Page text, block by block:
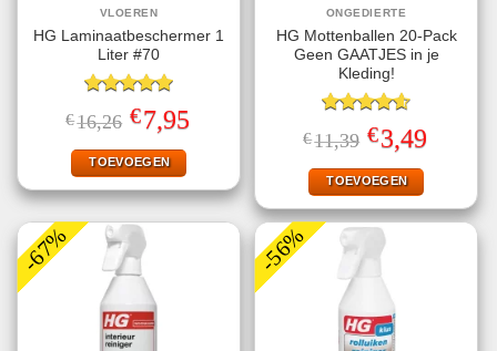
VLOEREN
HG Laminaatbeschermer 1
Liter #70
Gewaardeerd
5.00uit 5
€16,26 Oorspronkelijke
prijs
was:
€16,26.
€7,95prijs
TOEVOEGEN
ONGEDIERTE
HG Mottenballen 20-Pack
Geen GAATJES in je
Kleding!
Gewaardeerd
4.63uit 5
€11,39 Oorspronkelijke
prijs
was:
€11,39.
€3,49Huidige
prijs
TOEVOEGEN
-67% -56%